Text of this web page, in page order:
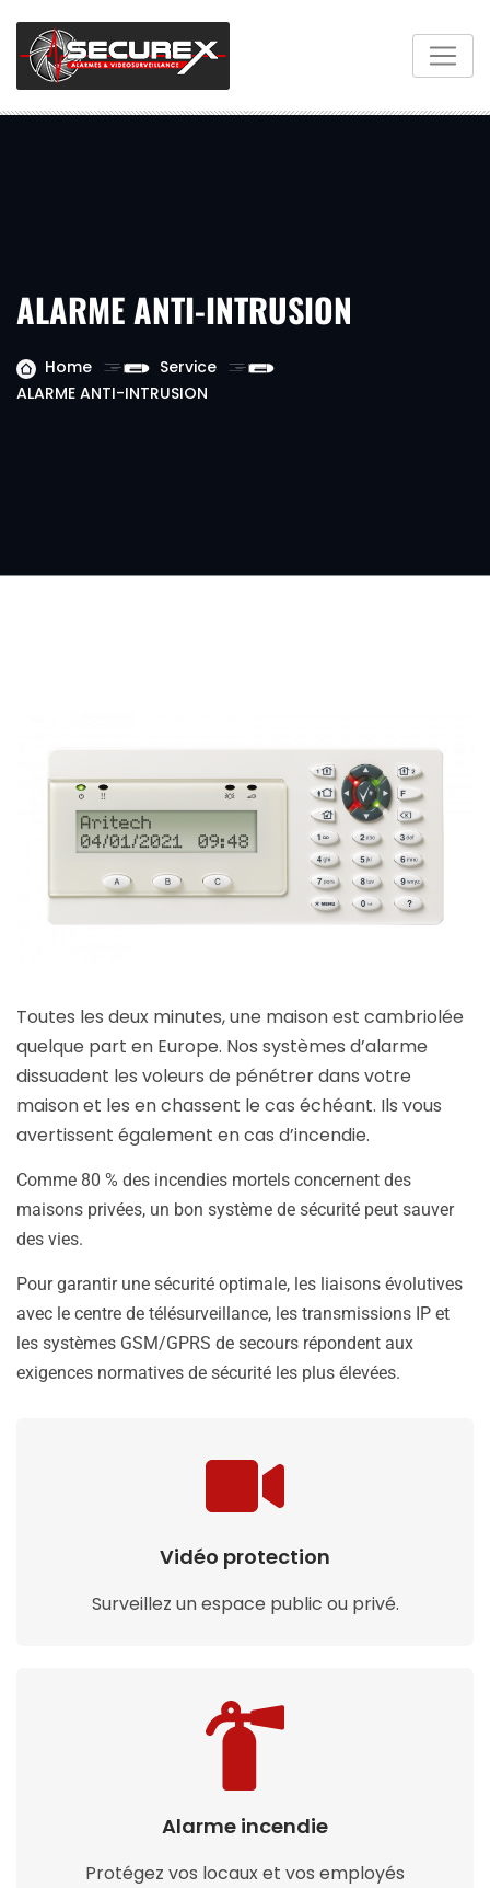
ALARME ANTI-INTRUSION
Home
Service
ALARME ANTI-INTRUSION
Toutes les deux minutes, une maison est cambriolée
quelque part en Europe. Nos systèmes d’alarme
dissuadent les voleurs de pénétrer dans votre
maison et les en chassent le cas échéant. Ils vous
avertissent également en cas d’incendie.
Comme 80 % des incendies mortels concernent des
maisons privées, un bon système de sécurité peut sauver
des vies.
Pour garantir une sécurité optimale, les liaisons évolutives
avec le centre de télésurveillance, les transmissions IP et
les systèmes GSM/GPRS de secours répondent aux
exigences normatives de sécurité les plus élevées.
Vidéo protection
Surveillez un espace public ou privé.
Alarme incendie
Protégez vos locaux et vos employés